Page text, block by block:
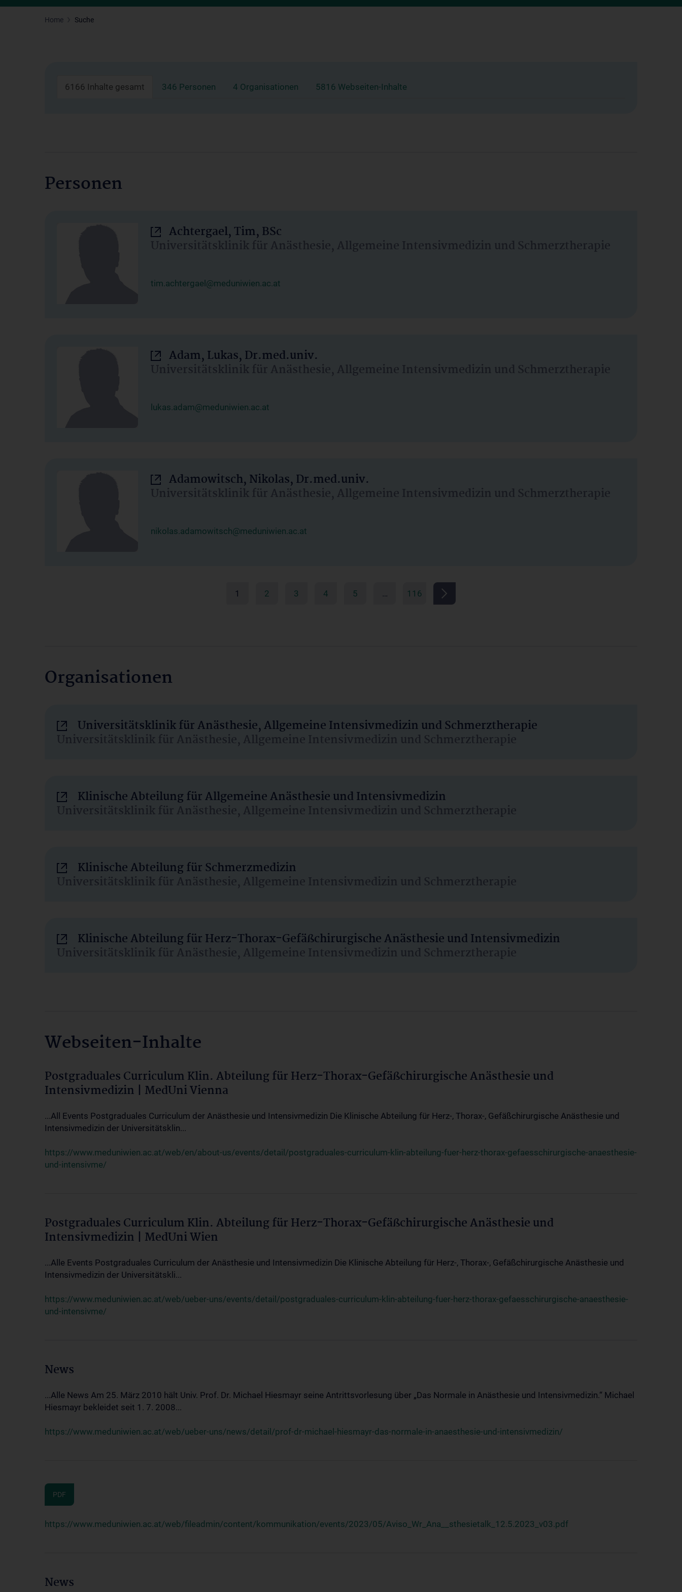
Home Suche
6166 Inhalte gesamt 346 Personen 4 Organisationen 5816 Webseiten-Inhalte
Personen
Achtergael, Tim, BSc
Universitätsklinik für Anästhesie, Allgemeine Intensivmedizin und Schmerztherapie
tim.achtergael@meduniwien.ac.at
Adam, Lukas, Dr.med.univ.
Universitätsklinik für Anästhesie, Allgemeine Intensivmedizin und Schmerztherapie
lukas.adam@meduniwien.ac.at
Adamowitsch, Nikolas, Dr.med.univ.
Universitätsklinik für Anästhesie, Allgemeine Intensivmedizin und Schmerztherapie
nikolas.adamowitsch@meduniwien.ac.at
1 2 3 4 5 … 116
Organisationen
Universitätsklinik für Anästhesie, Allgemeine Intensivmedizin und Schmerztherapie
Universitätsklinik für Anästhesie, Allgemeine Intensivmedizin und Schmerztherapie
Klinische Abteilung für Allgemeine Anästhesie und Intensivmedizin
Universitätsklinik für Anästhesie, Allgemeine Intensivmedizin und Schmerztherapie
Klinische Abteilung für Schmerzmedizin
Universitätsklinik für Anästhesie, Allgemeine Intensivmedizin und Schmerztherapie
Klinische Abteilung für Herz-Thorax-Gefäßchirurgische Anästhesie und Intensivmedizin
Universitätsklinik für Anästhesie, Allgemeine Intensivmedizin und Schmerztherapie
Webseiten-Inhalte
Postgraduales Curriculum Klin. Abteilung für Herz-Thorax-Gefäßchirurgische Anästhesie und
Intensivmedizin | MedUni Vienna
...All Events Postgraduales Curriculum der Anästhesie und Intensivmedizin Die Klinische Abteilung für Herz-, Thorax-, Gefäßchirurgische Anästhesie und
Intensivmedizin der Universitätsklin...
https://www.meduniwien.ac.at/web/en/about-us/events/detail/postgraduales-curriculum-klin-abteilung-fuer-herz-thorax-gefaesschirurgische-anaesthesie-
und-intensivme/
Postgraduales Curriculum Klin. Abteilung für Herz-Thorax-Gefäßchirurgische Anästhesie und
Intensivmedizin | MedUni Wien
...Alle Events Postgraduales Curriculum der Anästhesie und Intensivmedizin Die Klinische Abteilung für Herz-, Thorax-, Gefäßchirurgische Anästhesie und
Intensivmedizin der Universitätskli...
https://www.meduniwien.ac.at/web/ueber-uns/events/detail/postgraduales-curriculum-klin-abteilung-fuer-herz-thorax-gefaesschirurgische-anaesthesie-
und-intensivme/
News
...Alle News Am 25. März 2010 hält Univ. Prof. Dr. Michael Hiesmayr seine Antrittsvorlesung über „Das Normale in Anästhesie und Intensivmedizin.“ Michael
Hiesmayr bekleidet seit 1. 7. 2008...
https://www.meduniwien.ac.at/web/ueber-uns/news/detail/prof-dr-michael-hiesmayr-das-normale-in-anaesthesie-und-intensivmedizin/
PDF
https://www.meduniwien.ac.at/web/fileadmin/content/kommunikation/events/2023/05/Aviso_Wr_Ana__sthesietalk_12.5.2023_v03.pdf
News